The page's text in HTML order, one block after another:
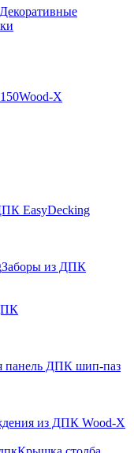
Декоративные
Wood-X
EasyDecking
Заборы из ДПК
панель ДПК шип-паз
из ДПК Wood-X